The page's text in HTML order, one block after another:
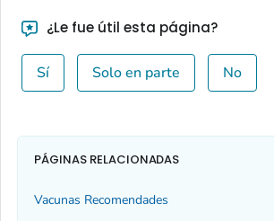
¿Le fue útil esta página?
Sí Solo en parte No
PÁGINAS RELACIONADAS
Vacunas Recomendades